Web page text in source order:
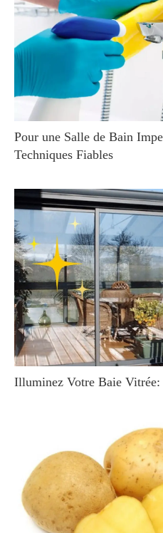
Pour une Salle de Bain
Techniques Fiables
Illuminez Votre Baie Vitrée: